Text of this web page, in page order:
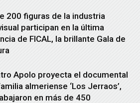
200 figuras de la industria
participan en la última
de FICAL, la brillante Gala de
Apolo proyecta el documental
almeriense ‘Los Jerraos’,
en más de 450